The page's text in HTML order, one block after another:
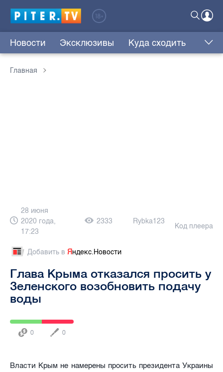
Новости Эксклюзивы Куда сходить
Главная
28 июня
2020 года,
17:23
2333 Rybka123
Код плеера
Добавить в Яндекс.Новости
Глава Крыма отказался просить у
Зеленского возобновить подачу
воды
0 0
Власти Крым не намерены просить президента Украины